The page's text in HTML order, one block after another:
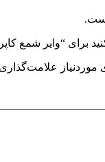
برای “وایر شمع